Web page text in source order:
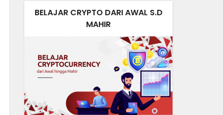
BELAJAR CRYPTO DARI AWAL S.D
MAHIR